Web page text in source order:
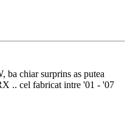
ba chiar surprins as putea
.. cel fabricat intre '01 - '07